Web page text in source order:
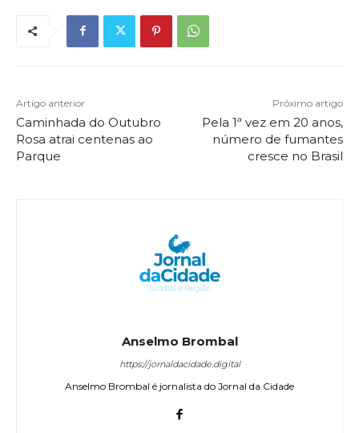
Artigo anterior
Caminhada do Outubro
Rosa atrai centenas ao
Parque
Próximo artigo
Pela 1ª vez em 20 anos,
número de fumantes
cresce no Brasil
Anselmo Brombal
https://jornaldacidade.digital
Anselmo Brombal é jornalista do Jornal da Cidade